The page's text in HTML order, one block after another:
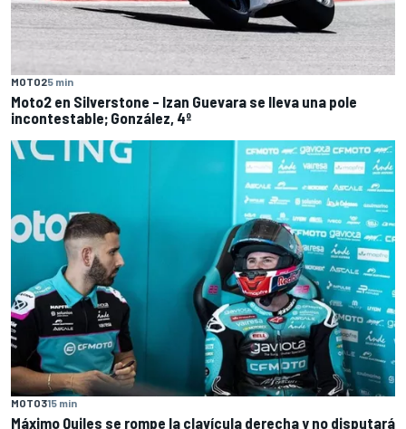
MOTO25 min
Moto2 en Silverstone – Izan Guevara se lleva una pole
incontestable; González, 4º
MOTO315 min
Máximo Quiles se rompe la clavícula derecha y no disputará